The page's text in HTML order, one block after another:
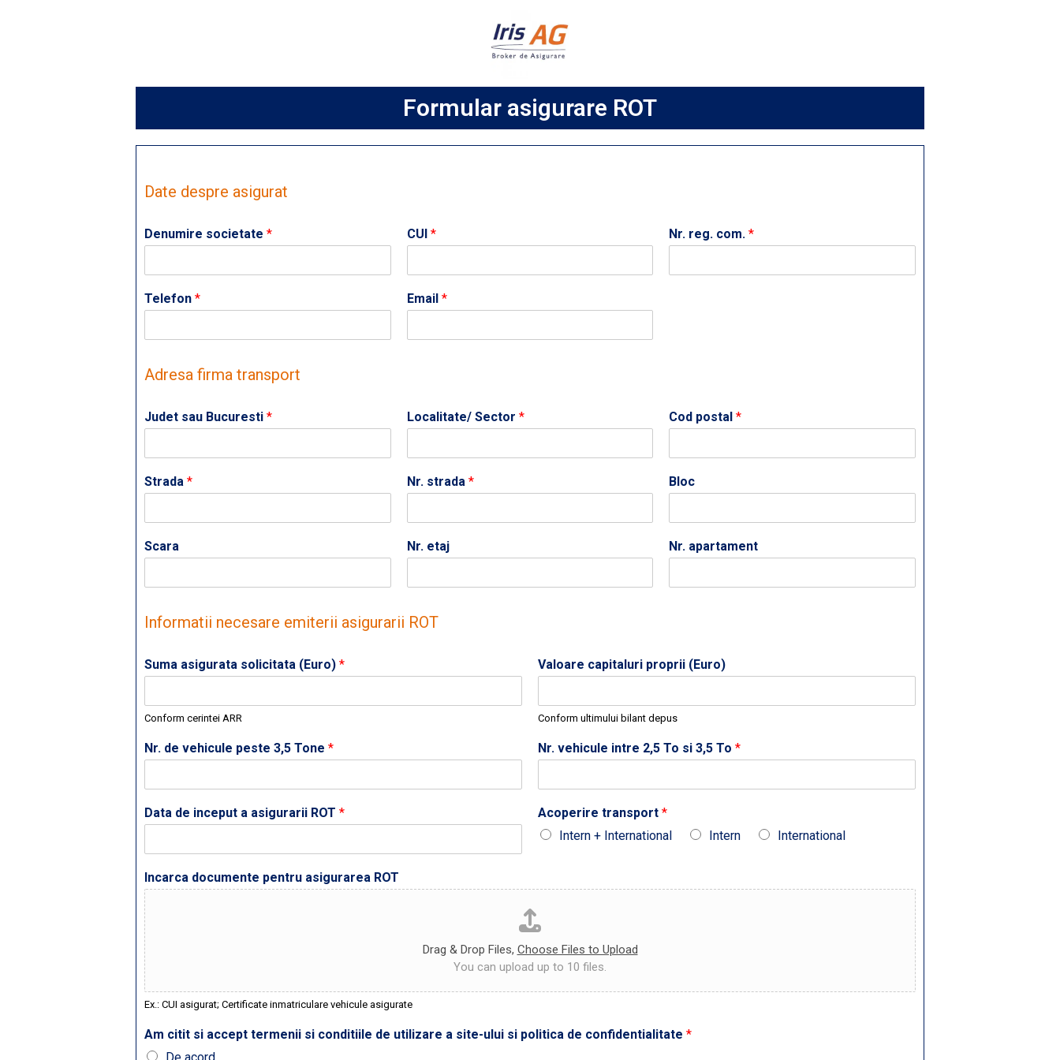
Formular asigurare ROT
Date despre asigurat
Denumire societate * CUI * Nr. reg. com.*
Telefon * Email *
Adresa firma transport
Judet sau Bucuresti * Localitate/ Sector * Cod postal*
Strada * Nr. strada * Bloc
Scara Nr. etaj Nr. apartament
Informatii necesare emiterii asigurarii ROT
Suma asigurata solicitata (Euro) *
Conform cerintei ARR
Valoare capitaluri proprii (Euro)
Conform ultimului bilant depus
Nr. de vehicule peste 3,5 Tone * Nr. vehicule intre 2,5 To si 3,5 To *
Data de inceput a asigurarii ROT * Acoperire transport *
Intern + International
Intern International
Incarca documente pentru asigurarea ROT
Drag & Drop Files, Choose Files to Upload
You can upload up to 10 files.
Ex.: CUI asigurat; Certificate inmatriculare vehicule asigurate
Am citit si accept termenii si conditiile de utilizare a site-ului si politica de confidentialitate *